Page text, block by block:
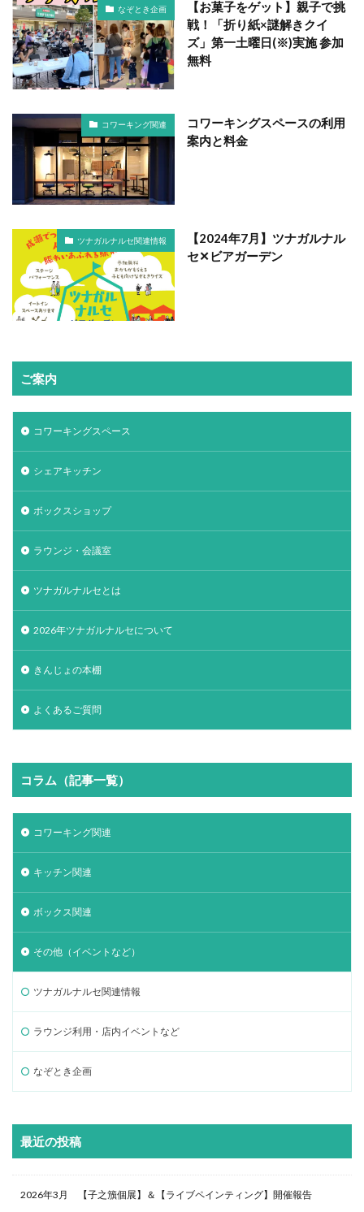
なぞとき企画
【お菓子をゲット】親子で挑
戦！「折り紙×謎解きクイ
ズ」第一土曜日(※)実施 参加
無料
コワーキング関連
コワーキングスペースの利用
案内と料金
ツナガルナルセ関連情報
【2024年7月】ツナガルナル
セ✕ビアガーデン
ご案内
コワーキングスペース
シェアキッチン
ボックスショップ
ラウンジ・会議室
ツナガルナルセとは
2026年ツナガルナルセについて
きんじょの本棚
よくあるご質問
コラム（記事一覧）
コワーキング関連
キッチン関連
ボックス関連
その他（イベントなど）
ツナガルナルセ関連情報
ラウンジ利用・店内イベントなど
なぞとき企画
最近の投稿
2026年3月 【子之籏個展】＆【ライブペインティング】開催報告